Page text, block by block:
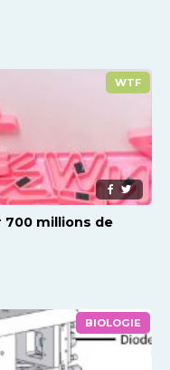
WTF
700 millions de
BIOLOGIE